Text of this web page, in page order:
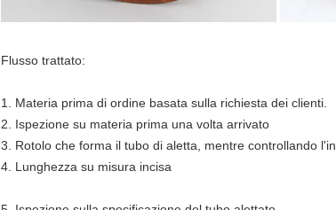
Flusso trattato:
1. Materia prima di ordine basata sulla richiesta dei clienti.
2. Ispezione su materia prima una volta arrivato
3. Rotolo che forma il tubo di aletta, mentre controllando
4. Lunghezza su misura incisa